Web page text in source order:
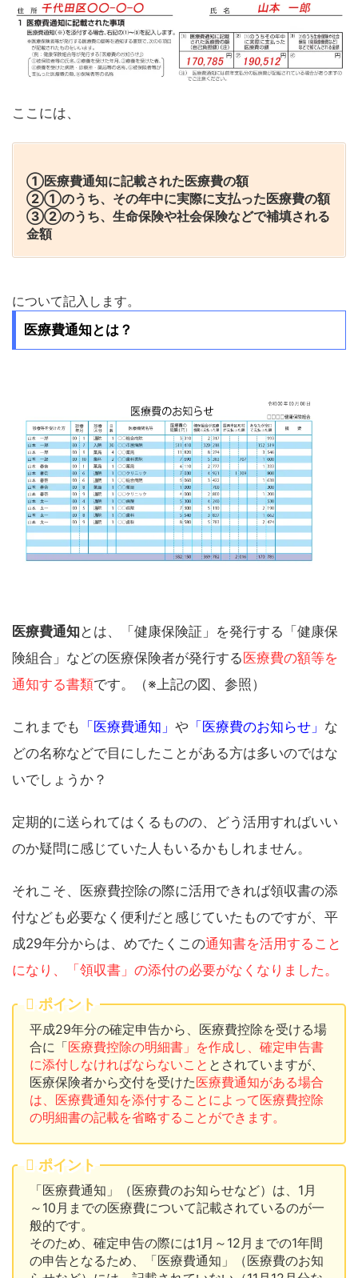
ここには、
①医療費通知に記載された医療費の額
②①のうち、その年中に実際に支払った医療費の額
③②のうち、生命保険や社会保険などで補填される
金額
について記入します。
医療費通知とは？
医療費通知 とは、「健康保険証」を発行する「健康保
険組合」などの医療保険者が発行する医療費の額等を
通知する書類です。（※上記の図、参照）
これまでも 「医療費通知」 や 「医療費のお知らせ」 な
どの名称などで目にしたことがある方は多いのではな
いでしょうか？
定期的に送られてはくるものの、どう活用すればいい
のか疑問に感じていた人もいるかもしれません。
それこそ、医療費控除の際に活用できれば領収書の添
付なども必要なく便利だと感じていたものですが、平
成29年分からは、めでたくこの通知書を活用すること
になり、「領収書」の添付の必要がなくなりました。
ポイント
平成29年分の確定申告から、医療費控除を受ける場
合に「医療費控除の明細書」を作成し、確定申告書
に添付しなければならないこと とされていますが、
医療保険者から交付を受けた医療費通知がある場合
は、医療費通知を添付することによって医療費控除
の明細書の記載を省略することができます。
ポイント
「医療費通知」（医療費のお知らせなど）は、1月
～10月までの医療費について記載されているのが一
般的です。
そのため、確定申告の際には1月～12月までの1年間
の申告となるため、「医療費通知」（医療費のお知